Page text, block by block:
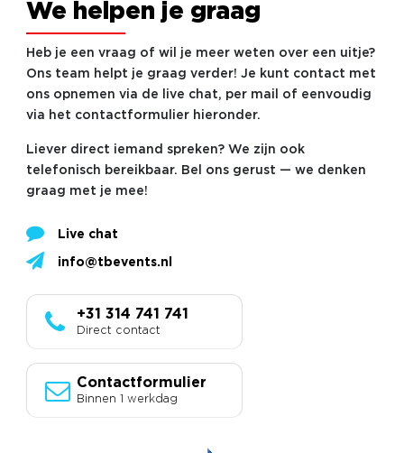
We helpen je graag
Heb je een vraag of wil je meer weten over een uitje?
Ons team helpt je graag verder! Je kunt contact met
ons opnemen via de live chat, per mail of eenvoudig
via het contactformulier hieronder.
Liever direct iemand spreken? We zijn ook
telefonisch bereikbaar. Bel ons gerust — we denken
graag met je mee!
Live chat
info@tbevents.nl
+31 314 741 741
Direct contact
Contactformulier
Binnen 1 werkdag